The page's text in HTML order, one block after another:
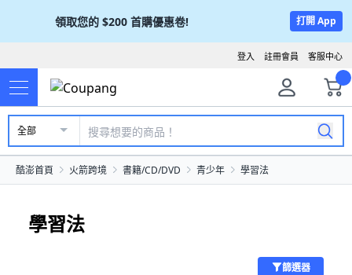
領取您的 $200 首購優惠卷! 打開 App
客服中心
註冊會員
登入
全部
酷澎首頁 火箭跨境 書籍/CD/DVD 青少年 學習法
學習法
篩選器